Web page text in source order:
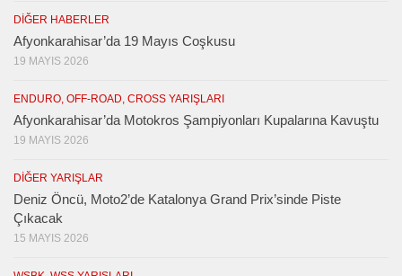
DIĞER HABERLER
Afyonkarahisar’da 19 Mayıs Coşkusu
19 MAYIS 2026
ENDURO, OFF-ROAD, CROSS YARIŞLARI
Afyonkarahisar’da Motokros Şampiyonları Kupalarına Kavuştu
19 MAYIS 2026
DIĞER YARIŞLAR
Deniz Öncü, Moto2’de Katalonya Grand Prix’sinde Piste
Çıkacak
15 MAYIS 2026